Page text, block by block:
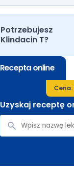
Potrzebujesz
Klindacin T?
Recepta online
Cena:
Uzyskaj receptę